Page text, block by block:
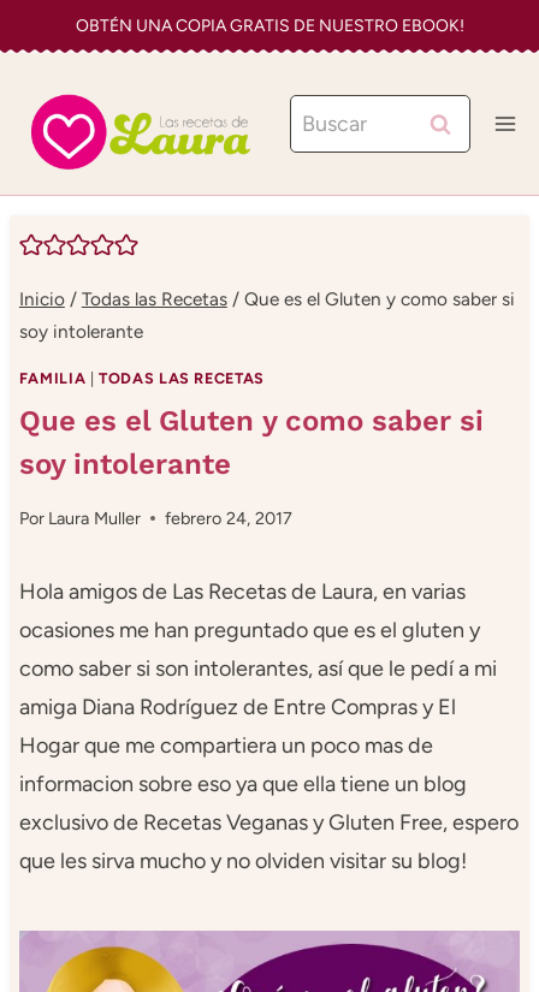
al
contenido
OBTÉN UNA COPIA GRATIS DE NUESTRO EBOOK!
Buscar:
Inicio / Todas las Recetas / Que es el Gluten y como saber si
soy intolerante
FAMILIA |TODAS LAS RECETAS
Que es el Gluten y como saber si
soy intolerante
Por Laura Muller febrero 24, 2017
Hola amigos de Las Recetas de Laura, en varias
ocasiones me han preguntado que es el gluten y
como saber si son intolerantes, así que le pedí a mi
amiga Diana Rodríguez de Entre Compras y El
Hogar que me compartiera un poco mas de
informacion sobre eso ya que ella tiene un blog
exclusivo de Recetas Veganas y Gluten Free, espero
que les sirva mucho y no olviden visitar su blog!